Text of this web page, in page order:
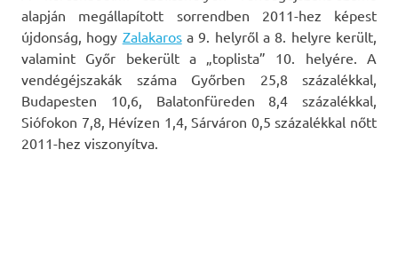
alapján megállapított sorrendben 2011-hez képest
újdonság, hogy Zalakarosa 9. helyről a 8. helyre került,
valamint Győr bekerült a „toplista” 10. helyére. A
vendégéjszakák száma Győrben 25,8 százalékkal,
Budapesten 10,6, Balatonfüreden 8,4 százalékkal,
Siófokon 7,8, Hévízen 1,4, Sárváron 0,5 százalékkal nőtt
2011-hez viszonyítva.